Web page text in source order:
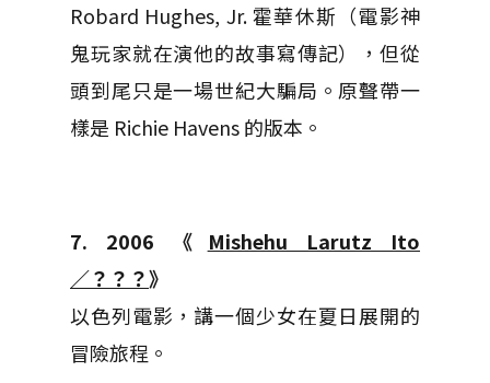
Robard Hughes, Jr. 霍華休斯（電影神
鬼玩家就在演他的故事寫傳記），但從
頭到尾只是一場世紀大騙局。原聲帶一
樣是 Richie Havens 的版本。
7. 2006 《 Mishehu Larutz Ito
／？？？》
以色列電影，講一個少女在夏日展開的
冒險旅程。